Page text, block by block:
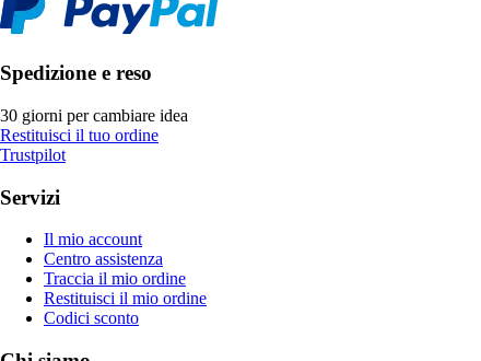
Spedizione e reso
30 giorni per cambiare idea
Restituisci il tuo ordine
Trustpilot
Servizi
Il mio account
Centro assistenza
Traccia il mio ordine
Restituisci il mio ordine
Codici sconto